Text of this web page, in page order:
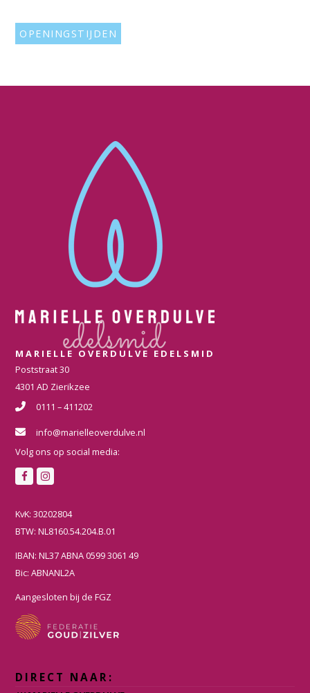
OPENINGSTIJDEN
MARIELLE OVERDULVE EDELSMID
Poststraat 30
4301 AD Zierikzee
0111 – 411202
info@marielleoverdulve.nl
Volg ons op social media:
F
c
e
o
o
k
s
t
g
r
a
KvK: 30202804
BTW: NL8160.54.204.B.01
IBAN: NL37 ABNA 0599 3061 49
Bic: ABNANL2A
Aangesloten bij de FGZ
DIRECT NAAR: